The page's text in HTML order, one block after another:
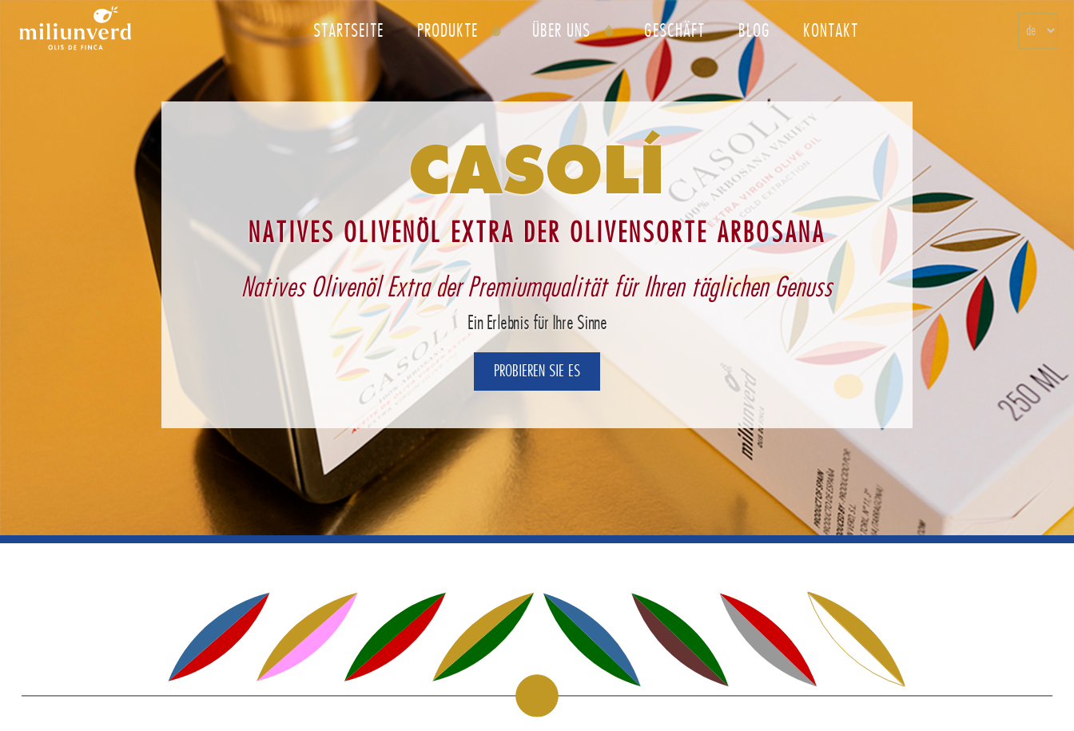
zum
STARTSEITE PRODUKTE ÜBER UNS GESCHÄFT BLOG KONTAKT
Select
your
CASOLÍ
NATIVES OLIVENÖL EXTRA DER OLIVENSORTE ARBOSANA
Natives Olivenöl Extra der Premiumqualität für Ihren täglichen Genuss
Ein Erlebnis für Ihre Sinne
PROBIEREN SIE ES